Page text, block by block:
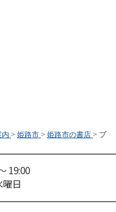
内 > 姫路市 > 姫路市の書店 > ブ
19:00
日